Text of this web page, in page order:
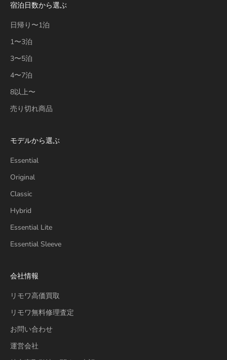
宿泊日数から選ぶ
日帰り〜1泊
1〜3泊
3〜5泊
4〜7泊
8以上〜
売り切れ商品
モデルから選ぶ
Essential
Original
Classic
Hybrid
Essential Lite
Essential Sleeve
会社情報
リモワ高価買取
リモワ無料修理査定
お問い合わせ
運営会社